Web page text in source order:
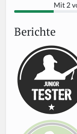
Mit 2
Berichte